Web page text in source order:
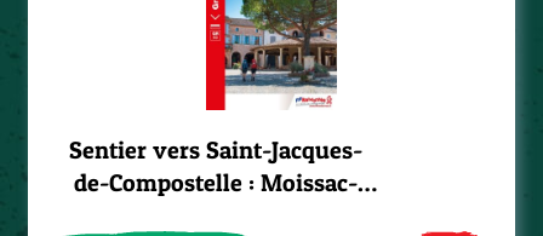
Sentier vers Saint-Jacques-
de-Compostelle : Moissac-